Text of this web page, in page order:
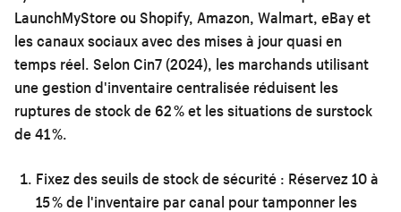
LaunchMyStore ou Shopify, Amazon, Walmart, eBay et
les canaux sociaux avec des mises à jour quasi en
temps réel. Selon Cin7 (2024), les marchands utilisant
une gestion d'inventaire centralisée réduisent les
ruptures de stock de 62 % et les situations de surstock
de 41 %.
Fixez des seuils de stock de sécurité : Réservez 10 à
15 % de l'inventaire par canal pour tamponner les